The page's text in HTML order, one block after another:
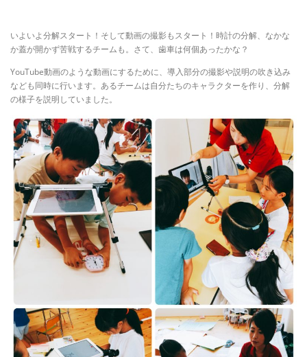
いよいよ分解スタート！そして動画の撮影もスタート！時計の分解、なかな
か蓋が開かず苦戦するチームも。さて、歯車は何個あったかな？
YouTube動画のような動画にするために、導入部分の撮影や説明の吹き込み
なども同時に行います。あるチームは自分たちのキャラクターを作り、分解
の様子を説明していました。